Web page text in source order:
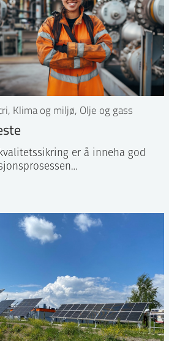
Klima og miljø, Olje og gass
er å inneha god